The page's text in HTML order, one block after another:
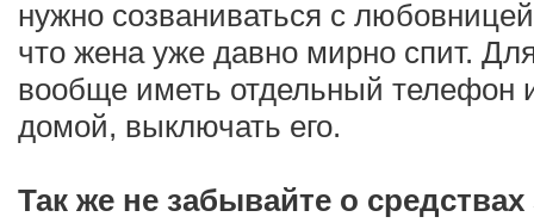
нужно созваниваться с
что жена уже давно мирно спит.
вообще иметь отдельный телефон
домой, выключать его.
Так же не забывайте о